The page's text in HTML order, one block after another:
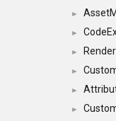
►
►
►
►
►
►